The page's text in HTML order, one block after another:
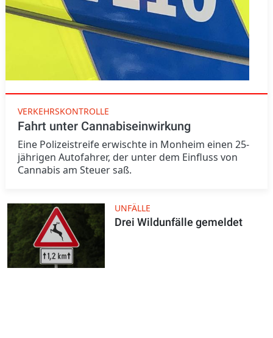
VERKEHRSKONTROLLE
Fahrt unter Cannabiseinwirkung
Eine Polizeistreife erwischte in Monheim einen 25-
jährigen Autofahrer, der unter dem Einfluss von
Cannabis am Steuer saß.
UNFÄLLE
Drei Wildunfälle gemeldet